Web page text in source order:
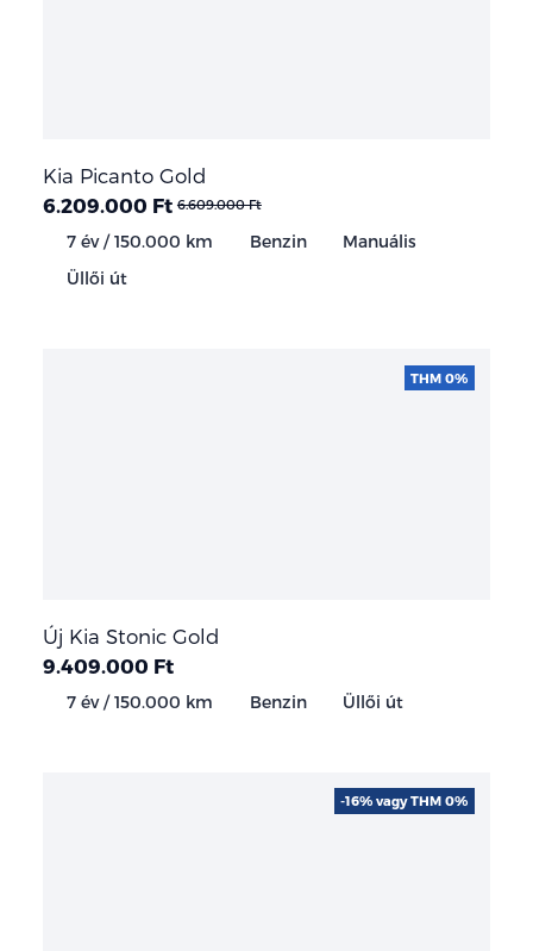
Kia Picanto Gold
6.209.000 Ft 6.609.000 Ft
7 év / 150.000 km Benzin
Manuális
Üllői út
Új Kia Stonic Gold
9.409.000 Ft
7 év / 150.000 km Benzin Üllői út
THM 0%
-16% vagy THM 0%